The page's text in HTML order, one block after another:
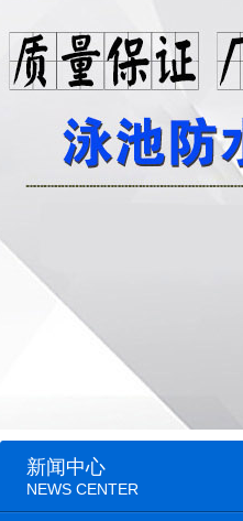
新闻中心
NEWS CENTER